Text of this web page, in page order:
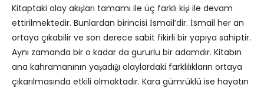
Kitaptaki olay akışları tamamı ile üç farklı kişi ile devam
ettirilmektedir. Bunlardan birincisi İsmail’dir. İsmail her an
ortaya çıkabilir ve son derece sabit fikirli bir yapıya sahiptir.
Aynı zamanda bir o kadar da gururlu bir adamdır. Kitabın
ana kahramanının yaşadığı olaylardaki farklılıkların ortaya
çıkarılmasında etkili olmaktadır. Kara gümrüklü ise hayatın